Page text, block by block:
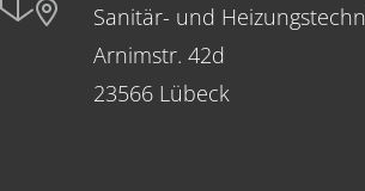
Sanitär- und
Arnimstr. 42d
23566 Lübeck